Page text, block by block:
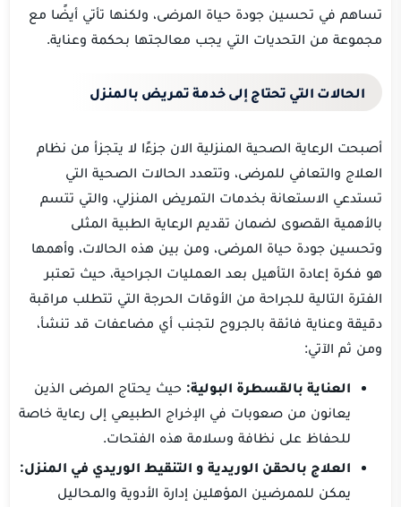
تساهم في تحسين جودة حياة المرضى، ولكنها تأتي أيضًا مع
مجموعة من التحديات التي يجب معالجتها بحكمة وعناية.
الحالات التي تحتاج إلى خدمة تمريض بالمنزل
أصبحت الرعاية الصحية المنزلية الان جزءًا لا يتجزأ من نظام
العلاج والتعافي للمرضى، وتتعدد الحالات الصحية التي
تستدعي الاستعانة بخدمات التمريض المنزلي، والتي تتسم
بالأهمية القصوى لضمان تقديم الرعاية الطبية المثلى
وتحسين جودة حياة المرضى، ومن بين هذه الحالات، وأهمها
هو فكرة إعادة التأهيل بعد العمليات الجراحية، حيث تعتبر
الفترة التالية للجراحة من الأوقات الحرجة التي تتطلب مراقبة
دقيقة وعناية فائقة بالجروح لتجنب أي مضاعفات قد تنشأ،
ومن ثم الآتي:
العناية بالقسطرة البولية: حيث يحتاج المرضى الذين
يعانون من صعوبات في الإخراج الطبيعي إلى رعاية خاصة
للحفاظ على نظافة وسلامة هذه الفتحات.
العلاج بالحقن الوريدية و التنقيط الوريدي في المنزل:
يمكن للممرضين المؤهلين إدارة الأدوية والمحاليل